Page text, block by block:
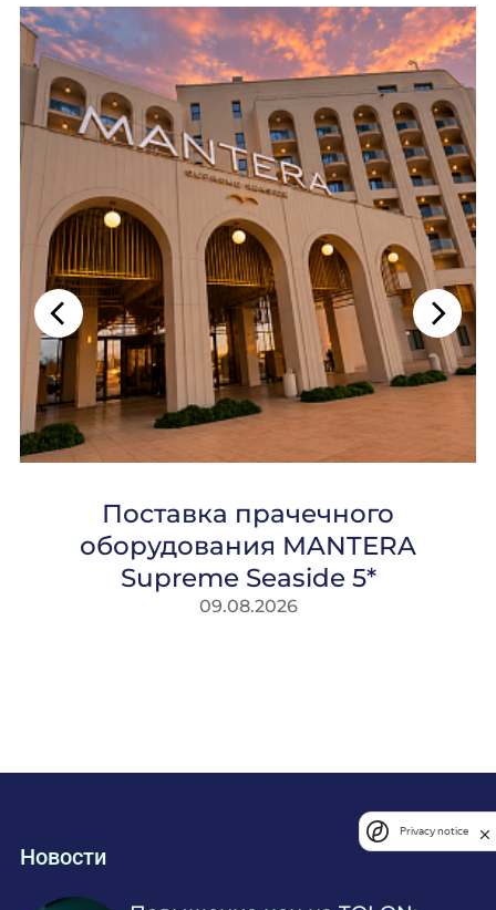
Поставка прачечного
оборудования MANTERA
Supreme Seaside 5*
09.08.2026
Новости
Privacy notice